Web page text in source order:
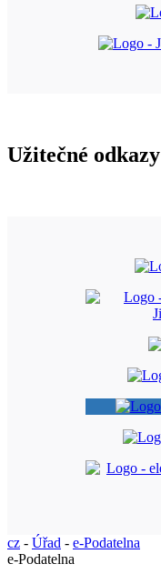
Užitečné odkazy
cz - Úřad - e-Podatelna
e-Podatelna